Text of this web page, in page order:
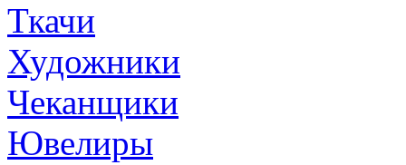
Ткачи
Художники
Чеканщики
Ювелиры